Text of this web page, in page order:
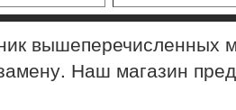
вышеперечисленных
Наш магазин